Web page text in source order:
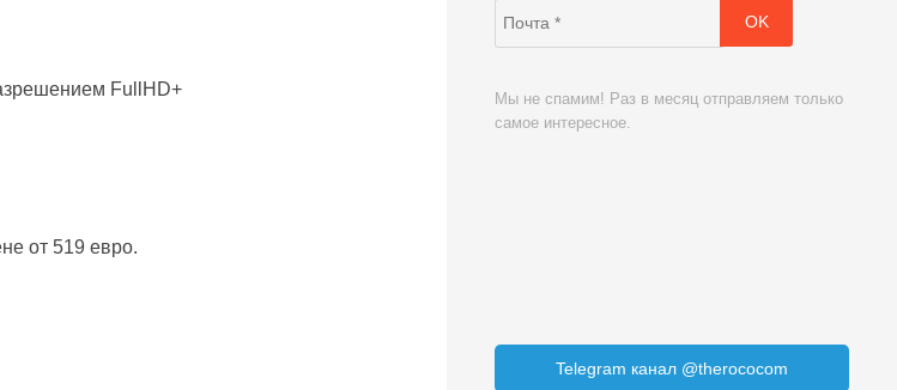
FullHD+
от 519 евро.
Мы не спамим! Раз в месяц отправляем только
самое интересное.
Telegram канал @therococom